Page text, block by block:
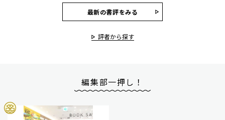
最新の書評をみる
評者から探す
編集部一押し！